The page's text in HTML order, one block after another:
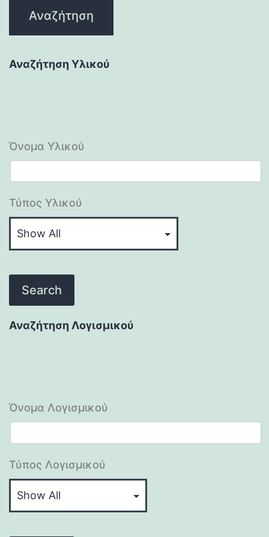
Αναζήτηση Υλικού
Όνομα Υλικού
Τύπος Υλικού
Αναζήτηση Λογισμικού
Όνομα Λογισμικού
Τύπος Λογισμικού